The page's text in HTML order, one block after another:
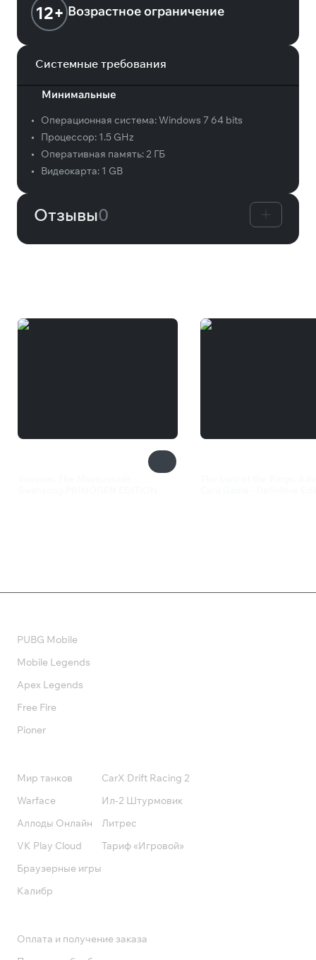
12+ Возрастное ограничение
Системные требования
Минимальные
• Операционная система:Windows 7 64 bits
•
Процессор: 1.5 GHz
•
Оперативная память:2 ГБ
•
Видеокарта: 1 GB
Отзывы0
PUBG Mobile
Mobile Legends
Apex Legends
Free Fire
Pioner
Мир танков
Warface
Аллоды Онлайн
VK Play Cloud
Браузерные игры
Калибр
CarX Drift Racing 2
Ил-2 Штурмовик
Литрес
Тариф «Игровой»
Оплата и получение заказа